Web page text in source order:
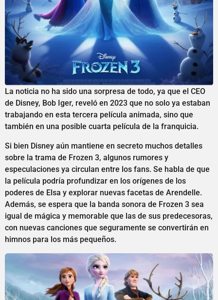
La noticia no ha sido una sorpresa de todo, ya que el CEO
de Disney, Bob Iger, reveló en 2023 que no solo ya estaban
trabajando en esta tercera película animada, sino que
también en una posible cuarta película de la franquicia.
Si bien Disney aún mantiene en secreto muchos detalles
sobre la trama de Frozen 3, algunos rumores y
especulaciones ya circulan entre los fans. Se habla de que
la película podría profundizar en los orígenes de los
poderes de Elsa y explorar nuevas facetas de Arendelle.
Además, se espera que la banda sonora de Frozen 3 sea
igual de mágica y memorable que las de sus predecesoras,
con nuevas canciones que seguramente se convertirán en
himnos para los más pequeños.